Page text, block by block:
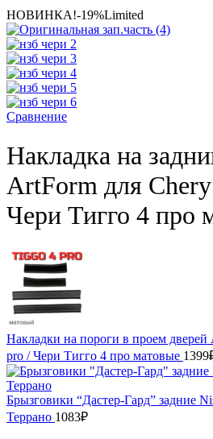
НОВИНКА!-19%Limited
Сравнение
Накладка на
ArtForm для
Чери Тигго 4 про
Накладки на пороги в проем дверей
pro / Чери Тигго 4 про матовые 1399
Брызговики “Дастер-Гард” задние
Террано 1083₽